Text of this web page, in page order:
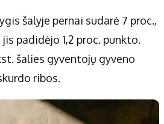
šalyje pernai sudarė 7 proc.,
padidėjo 1,2 proc. punkto.
šalies gyventojų gyveno
ribos.